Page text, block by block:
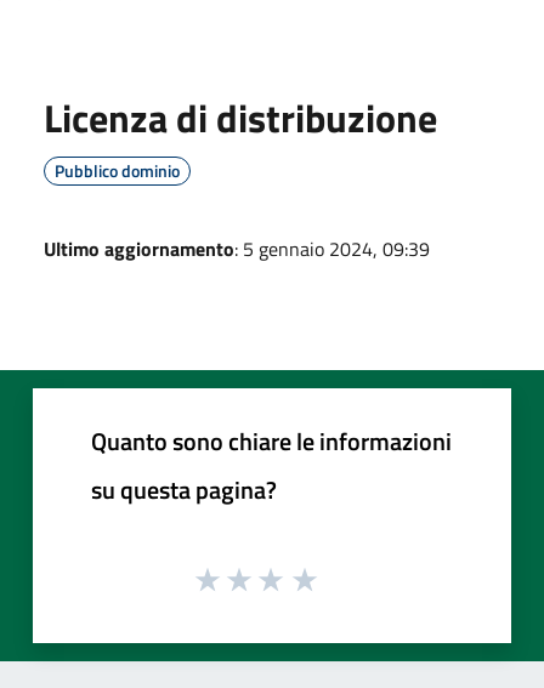
Licenza di distribuzione
Pubblico dominio
Ultimo aggiornamento: 5 gennaio 2024, 09:39
Quanto sono chiare le informazioni
su questa pagina?